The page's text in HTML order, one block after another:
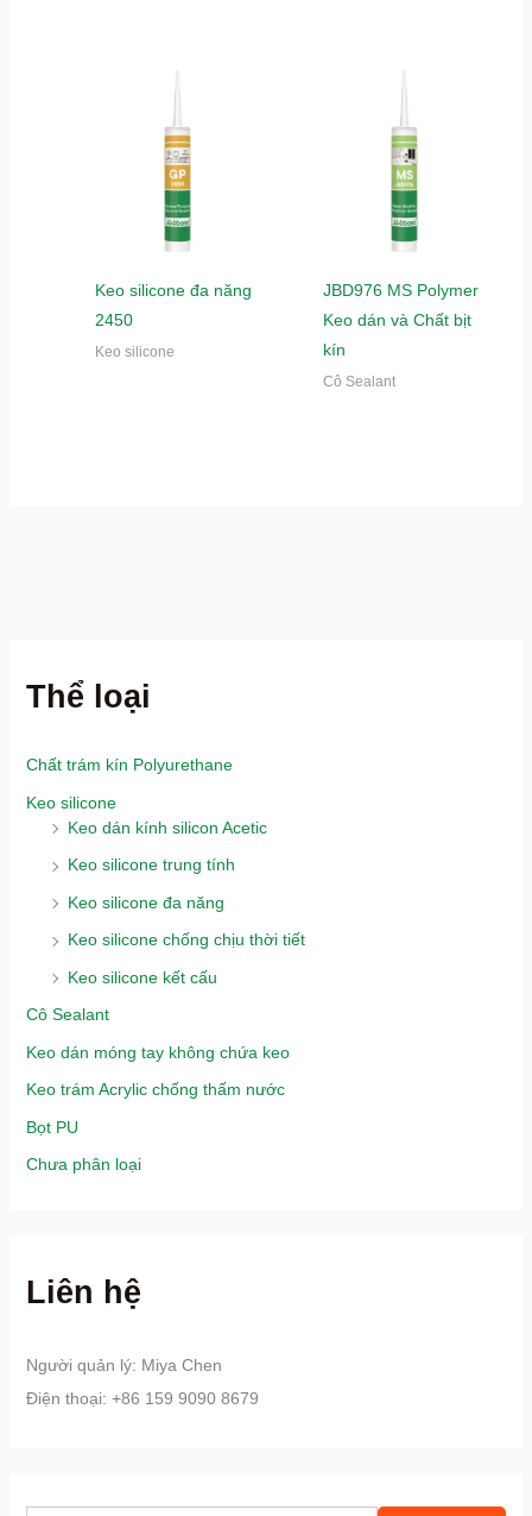
Thể loại
Chất trám kín Polyurethane
Keo silicone
Keo dán kính silicon Acetic
Keo silicone trung tính
Keo silicone đa năng
Keo silicone chống chịu thời tiết
Keo silicone kết cấu
Cô Sealant
Keo dán móng tay không chứa keo
Keo trám Acrylic chống thấm nước
Bọt PU
Chưa phân loại
Liên hệ
Người quản lý: Miya Chen
Điện thoại: +86 159 9090 8679
Keo silicone đa năng
2450
Keo silicone
JBD976 MS Polymer
Keo dán và Chất bịt
kín
Cô Sealant